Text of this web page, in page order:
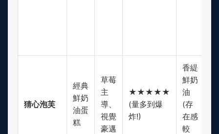
猜心泡芙
經典
鮮奶
油蛋
糕
草莓
主
導、
視覺
豪邁
★★★★★
(量多到爆
炸!)
香緹
鮮奶
油
(存
在感
較